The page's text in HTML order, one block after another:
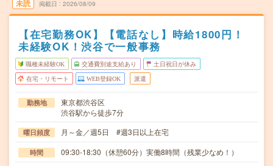
未読 掲載日 2026/08/09
【在宅勤務OK】【電話なし】時給1800円！
未経験OK！渋谷で一般事務
職種未経験OK 交通費別途支給あり 土日祝日が休み
在宅・リモート WEB登録OK 派遣
勤務地
東京都渋谷区
渋谷駅から徒歩7分
曜日頻度 月～金／週5日 #週3日以上在宅
時間 09:30-18:30（休憩60分）実働8時間（残業少なめ！）